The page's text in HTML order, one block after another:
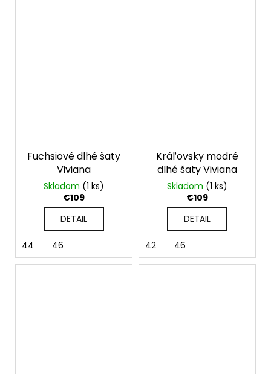
Fuchsiové dlhé šaty
Viviana
Skladom (1 ks)
€109
DETAIL
44 46
Kráľovsky modré
dlhé šaty Viviana
Skladom (1 ks)
€109
DETAIL
42 46